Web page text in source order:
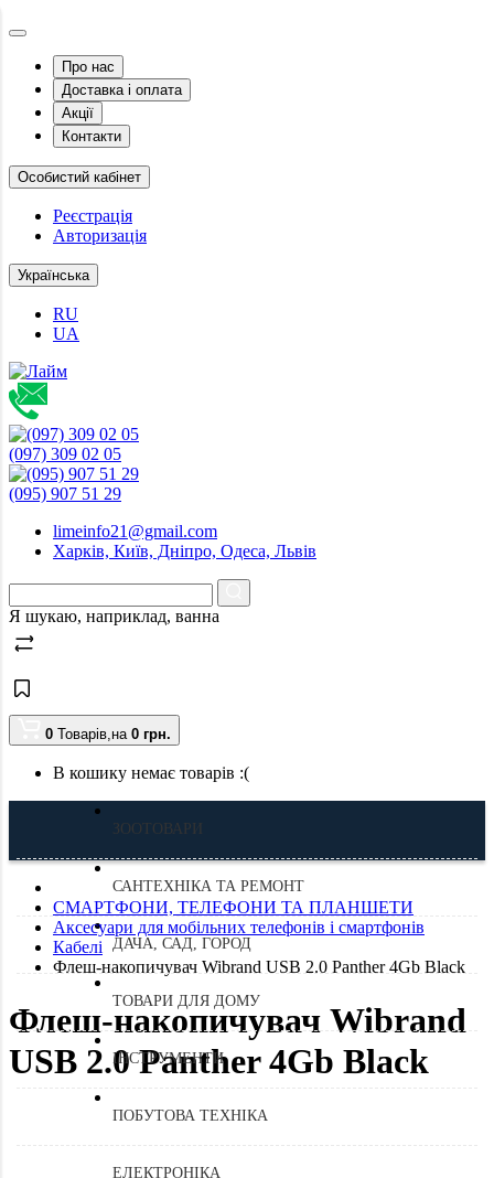
Про нас
Доставка і оплата
Акції
Контакти
Особистий кабінет
Реєстрація
Авторизація
Українська
RU
UA
(097) 309 02 05
(095) 907 51 29
limeinfo21@gmail.com
Харків, Київ, Дніпро, Одеса, Львів
Я шукаю, наприклад, ванна
0 Товарів,на 0 грн.
В кошику немає товарів :(
ЗООТОВАРИ
САНТЕХНІКА ТА РЕМОНТ
ДАЧА, САД, ГОРОД
ТОВАРИ ДЛЯ ДОМУ
ІНСТРУМЕНТИ
ПОБУТОВА ТЕХНІКА
ЕЛЕКТРОНІКА
СМАРТФОНИ, ТЕЛЕФОНИ ТА ПЛАНШЕТИ
Аксесуари для мобільних телефонів і смартфонів
Кабелі
Флеш-накопичувач Wibrand USB 2.0 Panther 4Gb Black
Флеш-накопичувач Wibrand
USB 2.0 Panther 4Gb Black